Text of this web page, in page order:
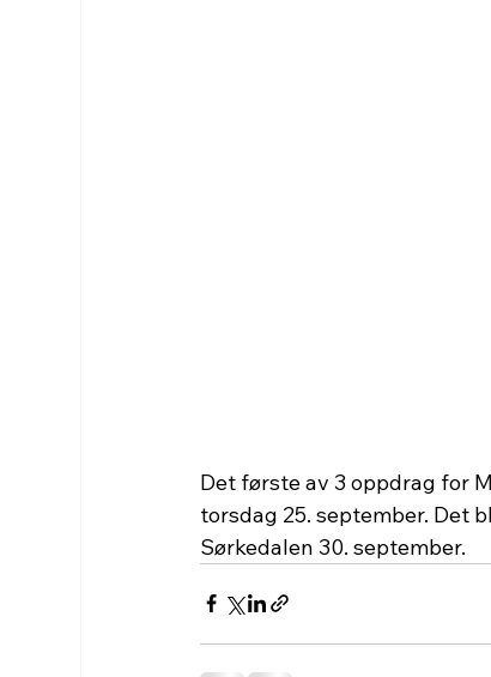
Det første av 3 oppdrag for
torsdag 25. september. Det
Sørkedalen 30. september.